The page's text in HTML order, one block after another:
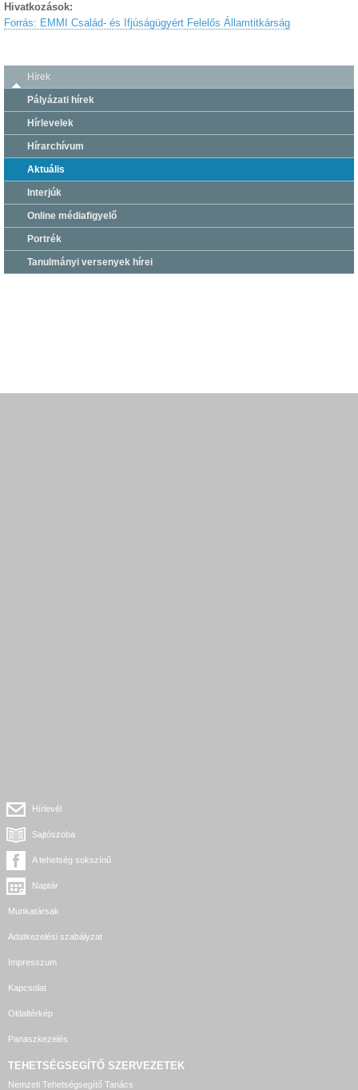
Hivatkozások:
Forrás: EMMI Család- és Ifjúságügyért Felelős Államtitkárság
Hírek
Pályázati hírek
Hírlevelek
Hírarchívum
Aktuális
Interjúk
Online médiafigyelő
Portrék
Tanulmányi versenyek hírei
Hírlevél
Sajtószoba
A tehetség sokszínű
Naptár
Munkatársak
Adatkezelési szabályzat
Impresszum
Kapcsolat
Oldaltérkép
Panaszkezelés
TEHETSÉGSEGÍTŐ SZERVEZETEK
Nemzeti Tehetségsegítő Tanács